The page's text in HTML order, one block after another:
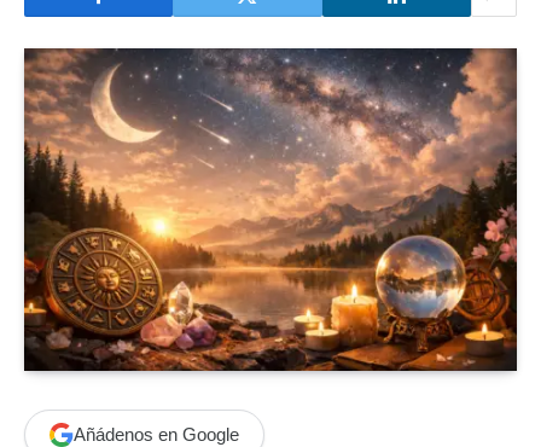
Añádenos en Google